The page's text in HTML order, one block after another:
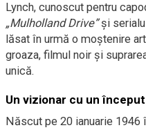
Lynch, cunoscut pentru
„Mulholland Drive”și
lăsat în urmă o moștenire
groaza, filmul noir și
unică.
Un vizionar cu un
Născut pe 20 ianuarie 1946